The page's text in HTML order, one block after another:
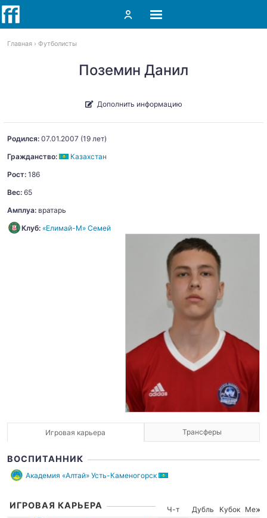
Главная Футболисты
Поземин Данил
Дополнить информацию
Родился: 07.01.2007 (19 лет)
Гражданство:
Казахстан
Рост: 186
Вес: 65
Амплуа: вратарь
Клуб: «Елимай-М» Семей
Игровая карьера Трансферы
ВОСПИТАННИК
Академия «Алтай» Усть-Каменогорск
ИГРОВАЯ КАРЬЕРА Ч-т Дубль Кубок
Межд.